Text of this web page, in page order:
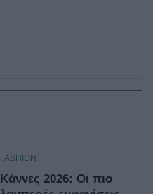
FASHION
Κάννες 2026: Οι πιο